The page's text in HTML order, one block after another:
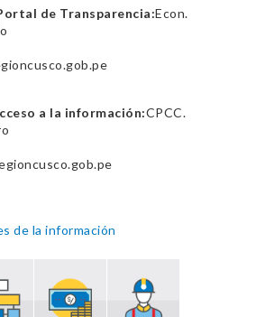
de Transparencia:Econ.
a la información:CPCC.
de la información